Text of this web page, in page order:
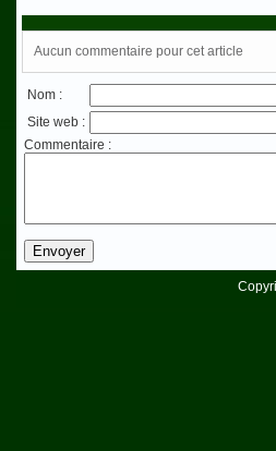
Aucun commentaire pour cet article
Nom :
Site web :
Commentaire :